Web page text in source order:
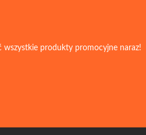
wszystkie produkty promocyjne naraz!